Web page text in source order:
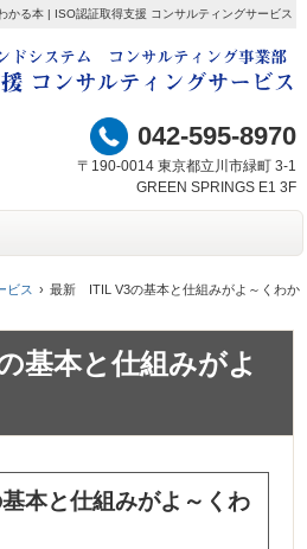
る本 | ISO認証取得支援 コンサルティングサービス
042-595-8970
〒190-0014 東京都立川市緑町 3-1
GREEN SPRINGS E1 3F
ビス
最新 ITIL V3の基本と仕組みがよ～くわか
本と仕組みがよ
本と仕組みがよ～くわ